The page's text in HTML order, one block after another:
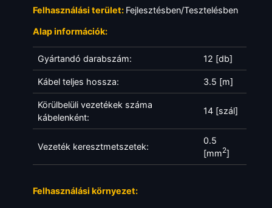
Felhasználási terület: Fejlesztésben/Tesztelésben
Alap információk:
Gyártandó darabszám: 12 [db]
Kábel teljes hossza: 3.5 [m]
Körülbelüli vezetékek száma
kábelenként:
14 [szál]
Vezeték keresztmetszetek:
0.5
[mm2]
Felhasználási környezet: